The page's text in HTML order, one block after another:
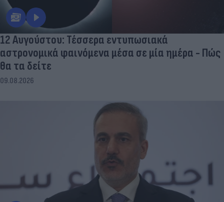
12 Αυγούστου: Τέσσερα εντυπωσιακά
αστρονομικά φαινόμενα μέσα σε μία ημέρα - Πώς
θα τα δείτε
09.08.2026